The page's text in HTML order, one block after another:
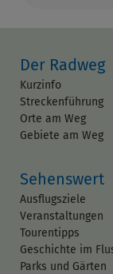
Der Radweg
Kurzinfo
Streckenführung
Orte am Weg
Gebiete am Weg
Sehenswert
Ausflugsziele
Veranstaltungen
Tourentipps
Geschichte im
Parks und Gärten